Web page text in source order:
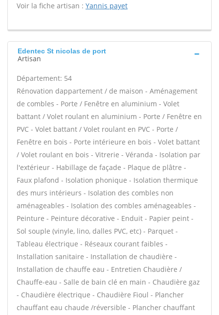
Voir la fiche artisan : Yannis payet
Edentec St nicolas de port
Artisan
Département: 54
Rénovation dappartement / de maison - Aménagement
de combles - Porte / Fenêtre en aluminium - Volet
battant / Volet roulant en aluminium - Porte / Fenêtre en
PVC - Volet battant / Volet roulant en PVC - Porte /
Fenêtre en bois - Porte intérieure en bois - Volet battant
/ Volet roulant en bois - Vitrerie - Véranda - Isolation par
l'extérieur - Habillage de façade - Plaque de plâtre -
Faux plafond - Isolation phonique - Isolation thermique
des murs intérieurs - Isolation des combles non
aménageables - Isolation des combles aménageables -
Peinture - Peinture décorative - Enduit - Papier peint -
Sol souple (vinyle, lino, dalles PVC, etc) - Parquet -
Tableau électrique - Réseaux courant faibles -
Installation sanitaire - Installation de chaudière -
Installation de chauffe eau - Entretien Chaudière /
Chauffe-eau - Salle de bain clé en main - Chaudière gaz
- Chaudière électrique - Chaudière Fioul - Plancher
chauffant eau chaude /réversible - Plancher chauffant